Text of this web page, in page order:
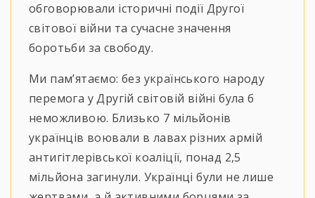
обговорювали історичні події Другої
світової війни та сучасне значення
боротьби за свободу.
Ми пам’ятаємо: без українського народу
перемога у Другій світовій війні була б
неможливою. Близько 7 мільйонів
українців воювали в лавах різних армій
антигітлерівської коаліції, понад 2,5
мільйона загинули. Українці були не лише